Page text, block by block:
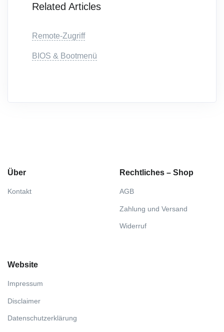
Related Articles
Remote-Zugriff
BIOS & Bootmenü
Über
Kontakt
Rechtliches – Shop
AGB
Zahlung und Versand
Widerruf
Website
Impressum
Disclaimer
Datenschutzerklärung